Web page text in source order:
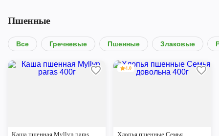
Коряжма
Котлас
Новодвинск
Пшенные
Все Гречневые Пшенные Злаковые
Каша пшенная Myllyn paras
4.0
Хлопья пшенные Семья